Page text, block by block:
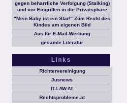
gegen beharrliche Verfolgung (Stalking)
und vor Eingriffen in die Privatsphäre
"Mein Baby ist ein Star!" Zum Recht des
Kindes am eigenen Bild
Aus für E-Mail-Werbung
gesamte Literatur
Links
Richtervereinigung
Jusnews
IT-LAW.AT
Rechtsprobleme.at